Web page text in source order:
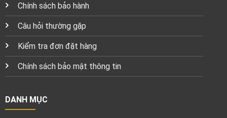
Chính sách bảo hành
Câu hỏi thường gặp
Kiểm tra đơn đặt hàng
Chính sách bảo mật thông tin
DANH MỤC